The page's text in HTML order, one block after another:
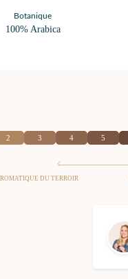
Botanique
100% Arabica
2 3 4 5
DU TERROIR